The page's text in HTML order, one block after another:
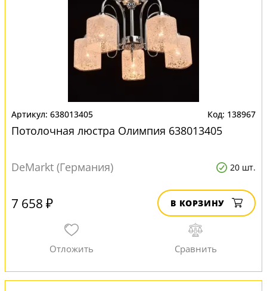
638013405 138967
Потолочная люстра Олимпия 638013405
DeMarkt (Германия) 20 шт.
7 658 ₽ В КОРЗИНУ